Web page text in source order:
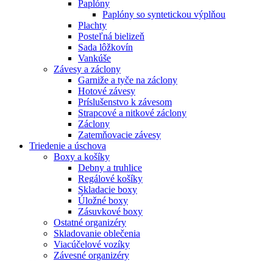
Paplóny
Paplóny so syntetickou výplňou
Plachty
Posteľná bielizeň
Sada lôžkovín
Vankúše
Závesy a záclony
Garniže a tyče na záclony
Hotové závesy
Príslušenstvo k závesom
Strapcové a nitkové záclony
Záclony
Zatemňovacie závesy
Triedenie a úschova
Boxy a košíky
Debny a truhlice
Regálové košíky
Skladacie boxy
Úložné boxy
Zásuvkové boxy
Ostatné organizéry
Skladovanie oblečenia
Viacúčelové vozíky
Závesné organizéry